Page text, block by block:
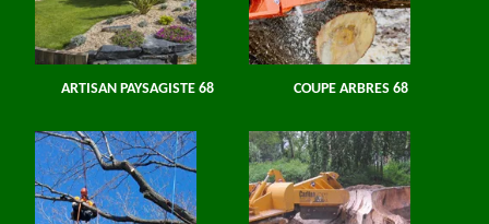
ARTISAN PAYSAGISTE 68 COUPE ARBRES 68